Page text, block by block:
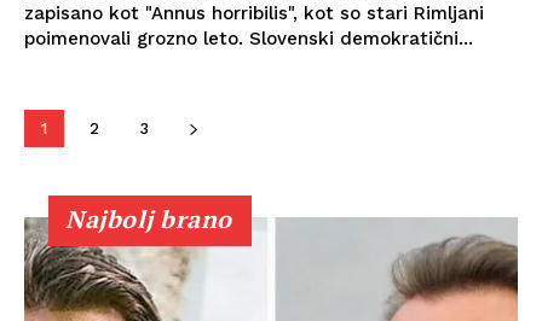
zapisano kot "Annus horribilis", kot so stari Rimljani
poimenovali grozno leto. Slovenski demokratični...
1 2 3
Najbolj brano